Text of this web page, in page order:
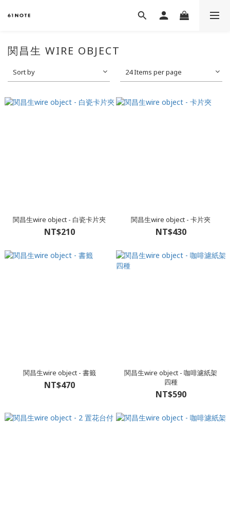
関昌生 WIRE OBJECT
Sort by 24 Items per page
関昌生wire object - 白瓷卡片夾
NT$210
関昌生wire object - 卡片夾
NT$430
関昌生wire object - 書籤
NT$470
関昌生wire object - 咖啡濾紙架
四種
NT$590